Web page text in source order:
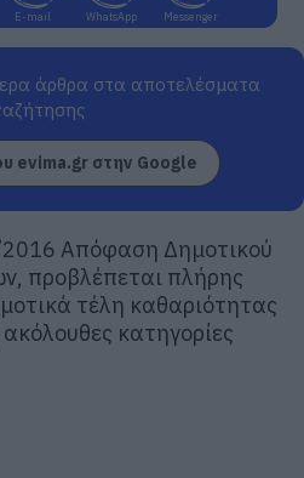
E-mail WhatsApp Messenger
άρθρα στα αποτελέσματα
evima.gr στην Google
Απόφαση Δημοτικού
προβλέπεται πλήρης
τέλη καθαριότητας
κατηγορίες